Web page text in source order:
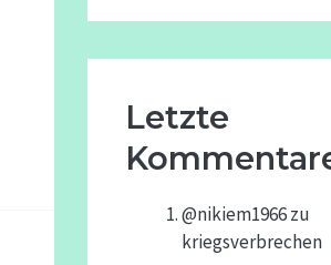
Letzte
@nikiem1966zu
kriegsverbrechen